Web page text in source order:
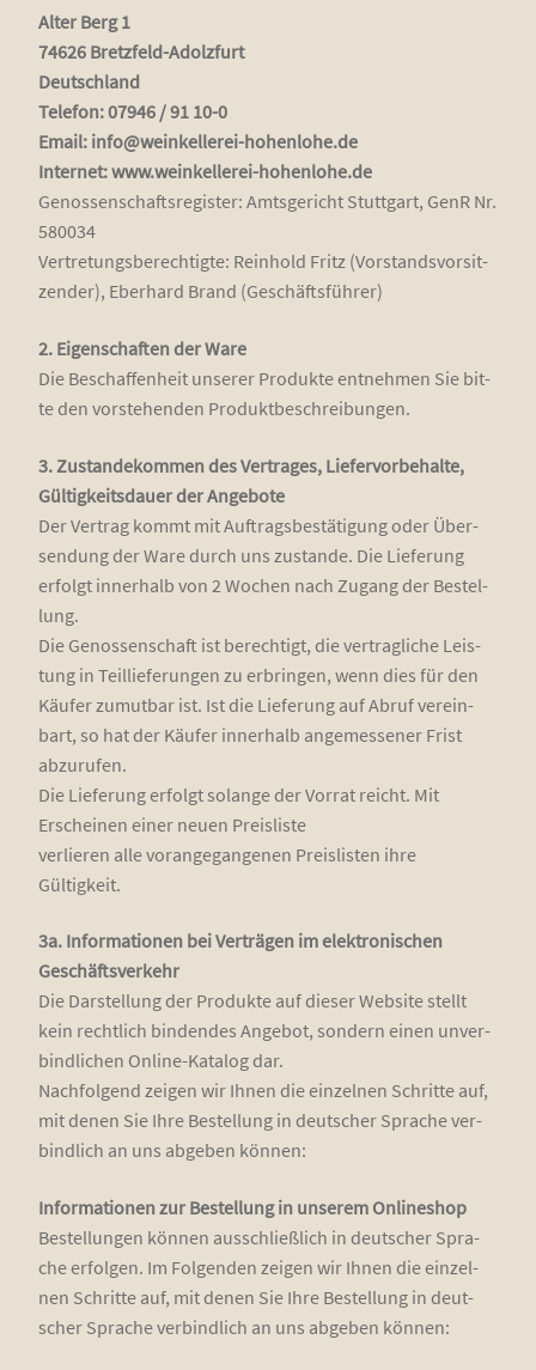
Alter Berg 1
74626 Bretz­feld-Adolz­furt
Deutsch­land
Tele­fon: 07946 / 91 10-0
Email: info@weinkellerei-hohenlohe.de
Inter­net: www.weinkellerei-hohenlohe.de
Genos­sen­schafts­re­gis­ter: Amts­ge­richt Stutt­gart, GenR Nr.
580034
Ver­tre­tungs­be­rech­tig­te: Rein­hold Fritz (Vor­stands­vor­sit­
zen­der), Eber­hard Brand (Geschäfts­füh­rer)
2. Eigen­schaf­ten der Ware
Die Beschaf­fen­heit unse­rer Pro­duk­te ent­neh­men Sie bit­
te den vor­ste­hen­den Produktbeschreibungen.
3. Zustan­de­kom­men des Ver­tra­ges, Lie­fer­vor­be­hal­te,
Gül­tig­keits­dau­er der Ange­bo­te
Der Ver­trag kommt mit Auf­trags­be­stä­ti­gung oder Über­
sen­dung der Ware durch uns zustan­de. Die Lie­fe­rung
erfolgt inner­halb von 2 Wochen nach Zugang der Bestel­
lung.
Die Genos­sen­schaft ist berech­tigt, die ver­trag­li­che Leis­
tung in Teil­lie­fe­run­gen zu erbrin­gen, wenn dies für den
Käu­fer zumut­bar ist. Ist die Lie­fe­rung auf Abruf ver­ein­
bart, so hat der Käu­fer inner­halb ange­mes­se­ner Frist
abzu­ru­fen.
Die Lie­fe­rung erfolgt solan­ge der Vor­rat reicht. Mit
Erschei­nen einer neu­en Preis­lis­te
ver­lie­ren alle vor­an­ge­gan­ge­nen Preis­lis­ten ihre
Gültigkeit.
3a. Infor­ma­tio­nen bei Ver­trä­gen im elek­tro­ni­schen
Geschäfts­ver­kehr
Die Dar­stel­lung der Pro­duk­te auf die­ser Web­site stellt
kein recht­lich bin­den­des Ange­bot, son­dern einen unver­
bind­li­chen Online-Kata­log dar.
Nach­fol­gend zei­gen wir Ihnen die ein­zel­nen Schrit­te auf,
mit denen Sie Ihre Bestel­lung in deut­scher Spra­che ver­
bind­lich an uns abge­ben können:
Infor­ma­tio­nen zur Bestel­lung in unse­rem Online­shop
Bestel­lun­gen kön­nen aus­schließ­lich in deut­scher Spra­
che erfol­gen. Im Fol­gen­den zei­gen wir Ihnen die ein­zel­
nen Schrit­te auf, mit denen Sie Ihre Bestel­lung in deut­
scher Spra­che ver­bind­lich an uns abge­ben können: